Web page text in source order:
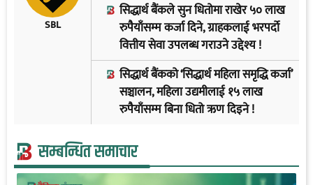
SBL
सिद्धार्थ बैंकले सुन धितोमा राखेर ५० लाख
रुपैयाँसम्म कर्जा दिने, ग्राहकलाई भरपर्दो
वित्तीय सेवा उपलब्ध गराउने उद्देश्य !
सिद्धार्थ बैंकको ‘सिद्धार्थ महिला समृद्धि कर्जा’
सञ्चालन, महिला उद्यमीलाई १५ लाख
रुपैयाँसम्म बिना धितो ऋण दिइने !
सम्बन्धित समाचार